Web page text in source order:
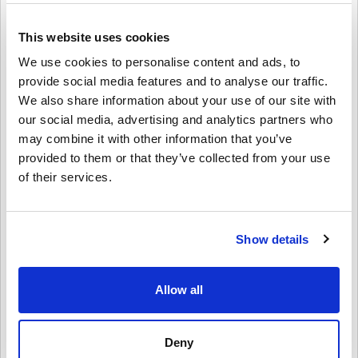
This website uses cookies
We use cookies to personalise content and ads, to
provide social media features and to analyse our traffic.
We also share information about your use of our site with
our social media, advertising and analytics partners who
may combine it with other information that you’ve
provided to them or that they’ve collected from your use
of their services.
Show details
Allow all
Deny
valikus hittfilme ja sarju.
kontrollerite, peakomplektide ja muu jaoks.
Täiuslik kingitus
Vali lihtsalt summa, kohanda see kujunduse ja sõnumiga ning
paindlik ja läbimõeldud kingitus—täiuslik sünnipäevaks, pühadeks
või niisama üllatuseks.
2. Mine Microsoft Store’i või kasuta oma Xboxi konsooli
3. Vali „Lunasta kood” ja sisesta 25-kohaline kood
Osta Xboxi kinkekaart 30 GBP UK juba täna!
Olgu sul plaanis uus mäng, Game Passi pikendamine või Xboxi
kinkekaart 30 GBP UK digitaalne võti kohe saidilt Livecards.net ja